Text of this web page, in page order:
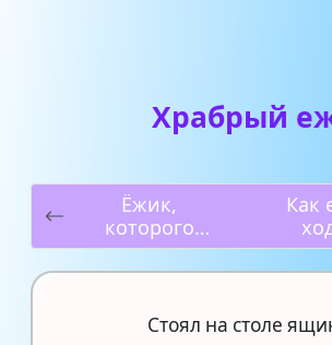
Храбрый
Ёжик,
которого
можно
погладить
Как
Стоял на столе